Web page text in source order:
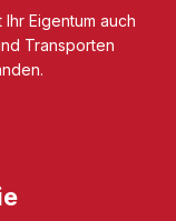
Eigentum auch
Transporten